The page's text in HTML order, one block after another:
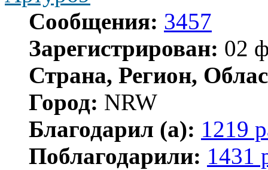
Сообщения: 3457
Зарегистрирован: 02
Страна, Регион,
Город: NRW
Благодарил (а): 1219
Поблагодарили: 1431